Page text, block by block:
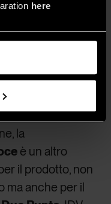
here
Ducrè
la
è un altro
il prodotto, non
ma anche per il